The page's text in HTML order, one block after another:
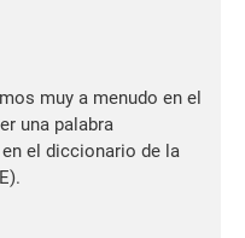
muy a menudo en el
una palabra
el diccionario de la